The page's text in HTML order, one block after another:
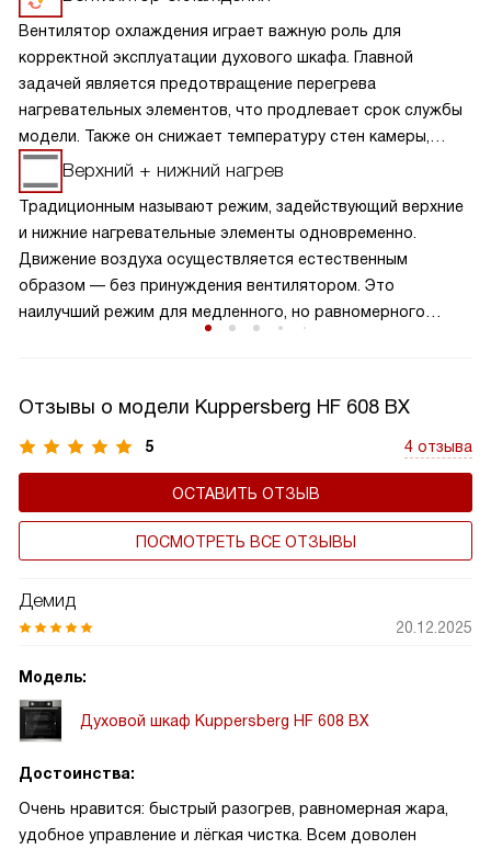
Вентилятор охлаждения играет важную роль для
корректной эксплуатации духового шкафа. Главной
задачей является предотвращение перегрева
нагревательных элементов, что продлевает срок службы
модели. Также он снижает температуру стен камеры,
дверцы и панели управления. Это позволяет
поддерживать низкую температуру на внешних
поверхностях устройства, что делает его эксплуатацию
безопасной и удобной, а также защищает пользователя
от возможных ожогов. Кроме того, благодаря этой
функции можно избежать деформации и повреждения
мебели или гарнитура, расположенных рядом с духовкой.
Верхний + нижний нагрев
Традиционным называют режим, задействующий верхние
и нижние нагревательные элементы одновременно.
Движение воздуха осуществляется естественным
образом — без принуждения вентилятором. Это
наилучший режим для медленного, но равномерного
Отзывы о модели Kuppersberg HF 608 BX
5 4 отзыва
ОСТАВИТЬ ОТЗЫВ
ПОСМОТРЕТЬ ВСЕ ОТЗЫВЫ
Демид
20.12.2025
Модель:
Духовой шкаф Kuppersberg HF 608 BX
Достоинства:
Очень нравится: быстрый разогрев, равномерная жара,
удобное управление и лёгкая чистка. Всем доволен